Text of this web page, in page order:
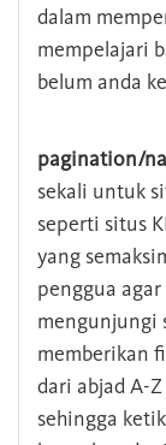
dalam
mempelajari
belum anda
pagination/
sekali untuk
seperti situs
yang
penggua
mengunjungi
memberikan
dari abjad A-
sehingga